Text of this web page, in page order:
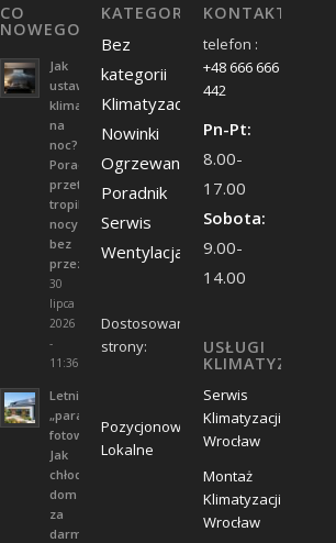
CO
NOWEGO
Jak
ustawić
klimatyzację
na
noc?
Poradnik
przetrwania
tropikalnych
nocy
bez
przeziębienia
30
lipca
2026
-
11:36
Letni
„paradoks
fotowoltaiki”.
Jak
chłodzić
dom
za
darmo
KATEGORIE
Bez
kategorii
Klimatyzacja
Nowinki
Ogrzewanie
Poradnik
Serwis
Wentylacja
Dostosowanie
strony:
Pozycjonowanie
Lokalne
KONTAKT
telefon :
+48 666 666
442
Pn-Pt:
8.00-
17.00
Sobota:
9.00-
14.00
USŁUGI
KLIMATYZACJA:
Serwis
Klimatyzacji
Wrocław
Montaż
Klimatyzacji
Wrocław